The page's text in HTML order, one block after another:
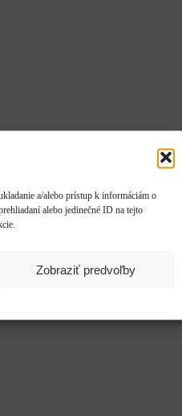
a/alebo prístup k informáciám o
alebo jedinečné ID na tejto
Zobraziť predvoľby